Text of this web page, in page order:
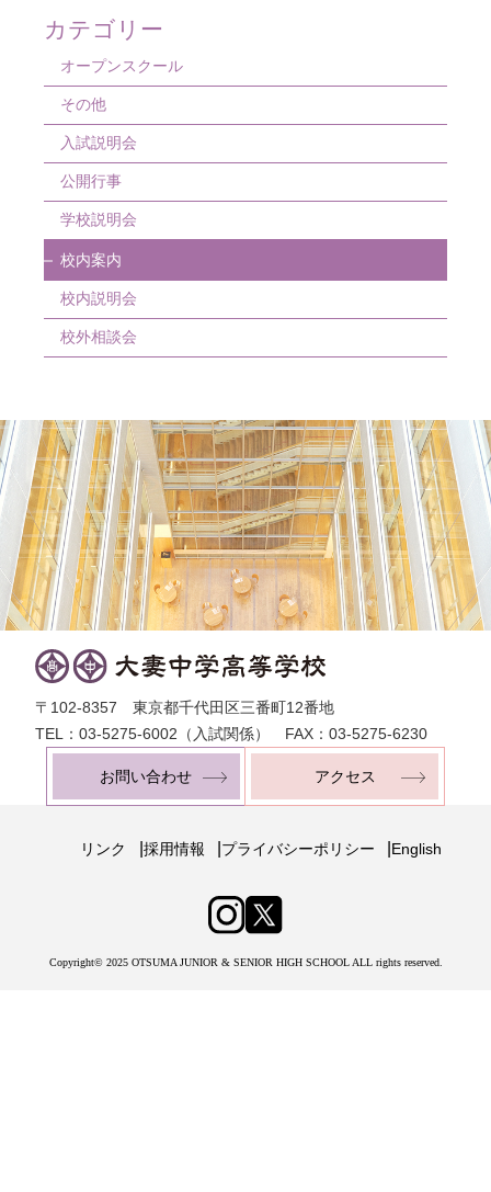
カテゴリー
オープンスクール
その他
入試説明会
公開行事
学校説明会
校内案内
校内説明会
校外相談会
〒102-8357 東京都千代田区三番町12番地
TEL：03-5275-6002（入試関係） FAX：03-5275-6230
リンク 採用情報 プライバシーポリシー English
お問い合わせ アクセス
Copyright© 2025 OTSUMA JUNIOR & SENIOR HIGH SCHOOL ALL rights reserved.